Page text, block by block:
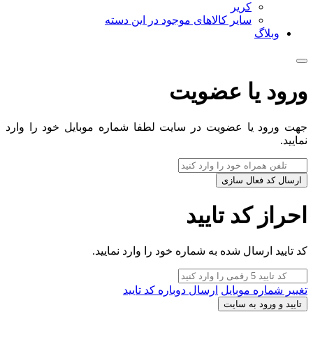
کریر
سایر کالاهای موجود در این دسته
وبلاگ
ورود یا عضویت
جهت ورود یا عضویت در سایت لطفا شماره موبایل خود را وارد
نمایید.
ارسال کد فعال سازی
احراز کد تایید
کد تایید ارسال شده به شماره خود را وارد نمایید.
تغییر شماره موبایل ارسال دوباره کد تایید
تایید و ورود به سایت